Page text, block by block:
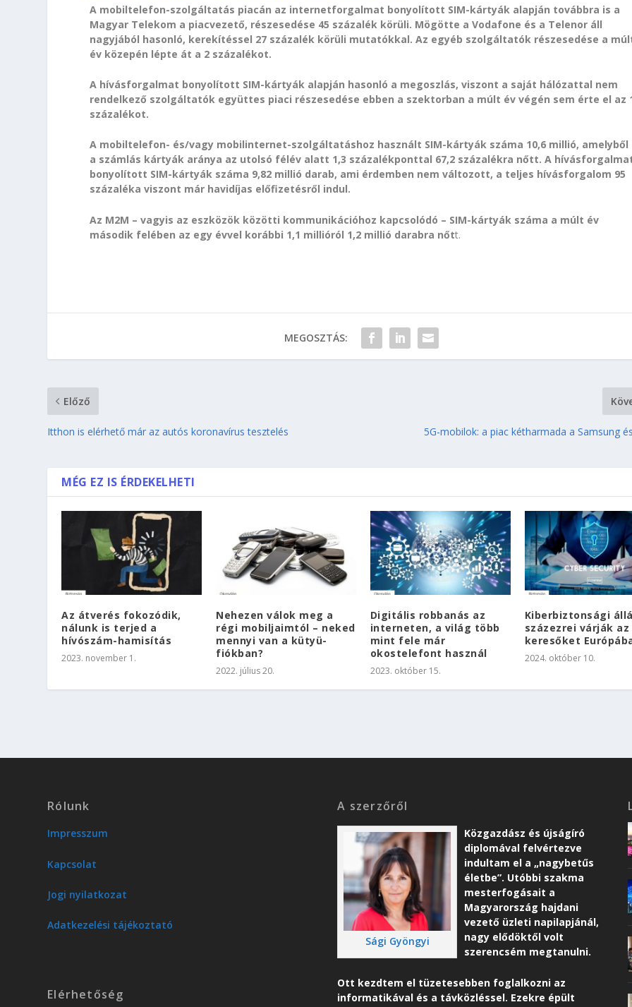
A mobiltelefon-szolgáltatás piacán az internetforgalmat bonyolított SIM-kártyák alapján továbbra is a
Magyar Telekom a piacvezető, részesedése 45 százalék körüli. Mögötte a Vodafone és a Telenor áll
nagyjából hasonló, kerekítéssel 27 százalék körüli mutatókkal. Az egyéb szolgáltatók részesedése a
év közepén lépte át a 2 százalékot.
A hívásforgalmat bonyolított SIM-kártyák alapján hasonló a megoszlás, viszont a saját hálózattal nem
rendelkező szolgáltatók együttes piaci részesedése ebben a szektorban a múlt év végén sem érte el az
százalékot.
A mobiltelefon- és/vagy mobilinternet-szolgáltatáshoz használt SIM-kártyák száma 10,6 millió, amelyből
a számlás kártyák aránya az utolsó félév alatt 1,3 százalékponttal 67,2 százalékra nőtt. A
bonyolított SIM-kártyák száma 9,82 millió darab, ami érdemben nem változott, a teljes hívásforgalom 95
százaléka viszont már havidíjas előfizetésről indul.
Az M2M – vagyis az eszközök közötti kommunikációhoz kapcsolódó – SIM-kártyák száma a múlt év
második felében az egy évvel korábbi 1,1 millióról 1,2 millió darabra nőtt.
MEGOSZTÁS:
Előző
Itthon is elérhető már az autós koronavírus tesztelés 5G-mobilok: a piac kétharmada a Samsung
MÉG EZ IS ÉRDEKELHETI
Az átverés fokozódik,
nálunk is terjed a
hívószám-hamisítás
2023. november 1.
Nehezen válok meg a
régi mobiljaimtól – neked
mennyi van a kütyü-
fiókban?
2022. július 20.
Digitális robbanás az
interneten, a világ több
mint fele már
okostelefont használ
2023. október 15.
Kiberbiztonsági
százezrei várják
keresőket
2024. október 10.
Rólunk
Impresszum
Kapcsolat
Jogi nyilatkozat
Adatkezelési tájékoztató
Elérhetőség
A szerzőről
Sági Gyöngyi
Közgazdász és újságíró
diplomával felvértezve
indultam el a „nagybetűs
életbe”. Utóbbi szakma
mesterfogásait a
Magyarország hajdani
vezető üzleti napilapjánál,
nagy elődöktől volt
szerencsém megtanulni.
Ott kezdtem el tüzetesebben foglalkozni az
informatikával és a távközléssel. Ezekre épült